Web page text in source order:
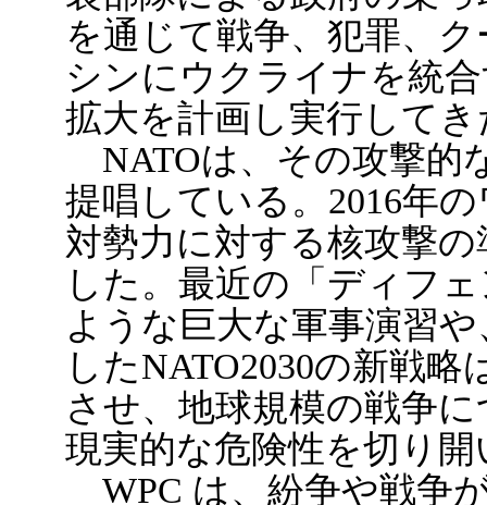
を通じて戦争、犯罪、
シンにウクライナを統
拡大を計画し実行してき
NATOは、その攻撃的
提唱している。2016年
対勢力に対する核攻撃
した。最近の「ディフ
ような巨大な軍事演習
したNATO2030の新戦
させ、地球規模の戦争
現実的な危険性を切り
WPC は、紛争や戦争